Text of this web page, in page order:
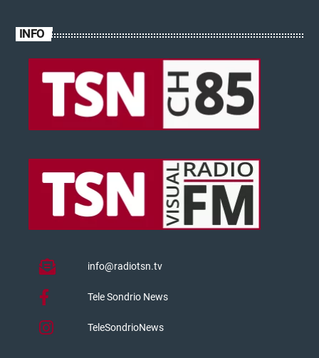
INFO
info@radiotsn.tv
Tele Sondrio News
TeleSondrioNews